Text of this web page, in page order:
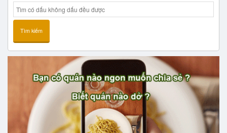
Tìm kiếm